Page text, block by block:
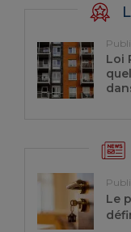
Loi
Le